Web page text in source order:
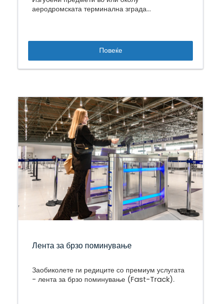
аеродромската терминална зграда...
Повеќе
Лента за брзо поминување
Заобиколете ги редиците со премиум услугата
- лента за брзо поминување (Fast-Track).